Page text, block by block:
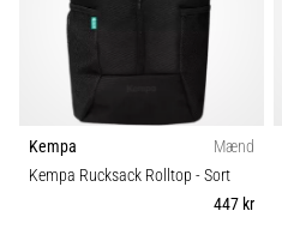
Kempa
Mænd
Kempa Rucksack Rolltop - Sort
447 kr